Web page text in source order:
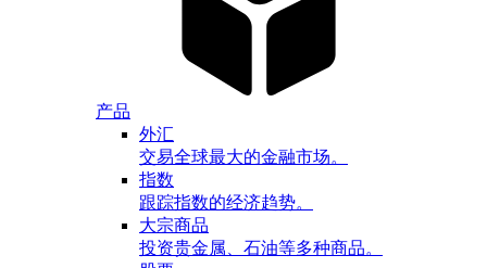
产品
外汇
交易全球最大的金融市场。
指数
跟踪指数的经济趋势。
大宗商品
投资贵金属、石油等多种商品。